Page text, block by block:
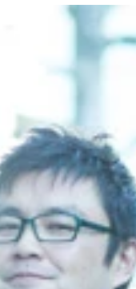
ＮＹ直輸入の最新フ
さに非日常！
名前の由来でもある